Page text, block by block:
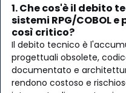
1. Che cos'è il debito
sistemi RPG/COBOL e
così critico?
Il debito tecnico è
progettuali obsolete,
documentato e
rendono costoso e